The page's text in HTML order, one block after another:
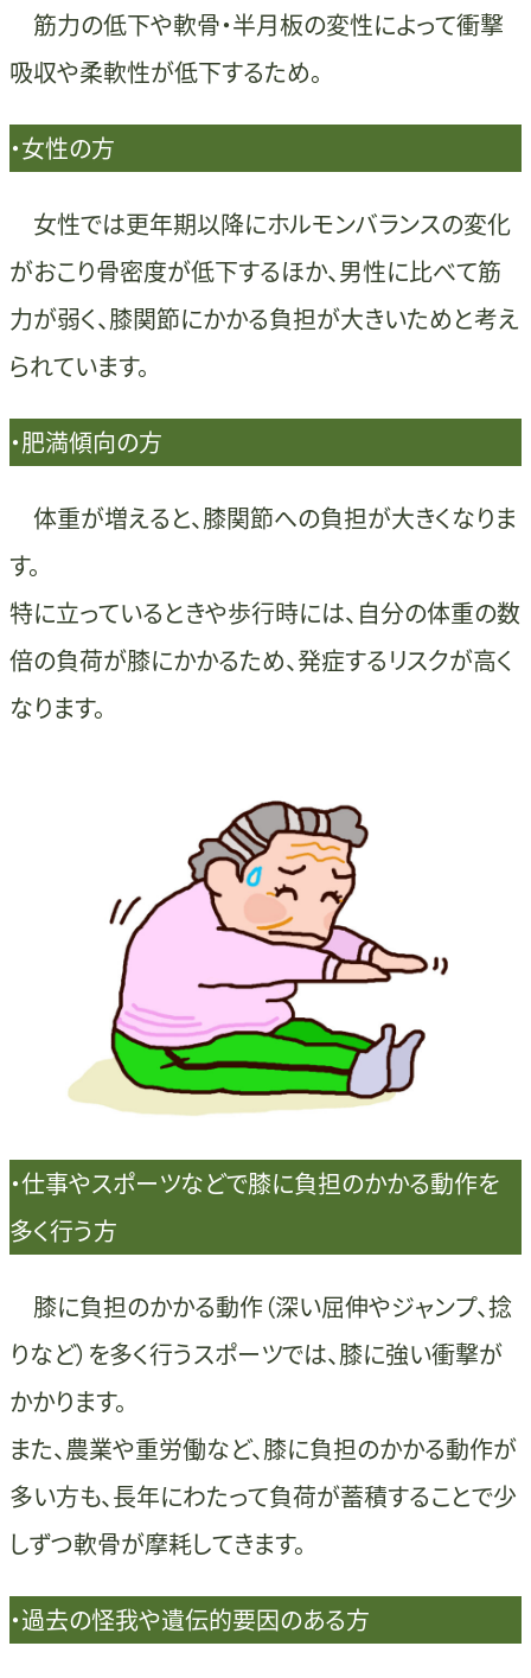
筋力の低下や軟骨・半月板の変性によって衝撃
吸収や柔軟性が低下するため。
・女性の方
女性では更年期以降にホルモンバランスの変化
がおこり骨密度が低下するほか、男性に比べて筋
力が弱く、膝関節にかかる負担が大きいためと考え
られています。
・肥満傾向の方
体重が増えると、膝関節への負担が大きくなりま
す。
特に立っているときや歩行時には、自分の体重の数
倍の負荷が膝にかかるため、発症するリスクが高く
なります。
・仕事やスポーツなどで膝に負担のかかる動作を
多く行う方
膝に負担のかかる動作（深い屈伸やジャンプ、捻
りなど）を多く行うスポーツでは、膝に強い衝撃が
かかります。
また、農業や重労働など、膝に負担のかかる動作が
多い方も、長年にわたって負荷が蓄積することで少
しずつ軟骨が摩耗してきます。
・過去の怪我や遺伝的要因のある方